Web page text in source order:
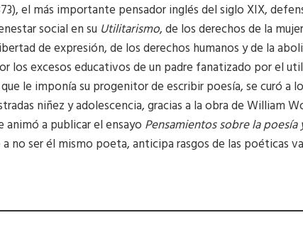
el más importante pensador inglés del siglo XIX,
social en su Utilitarismo, de los derechos de la
de expresión, de los derechos humanos y de la
los excesos educativos de un padre fanatizado por el
le imponía su progenitor de escribir poesía, se curó a
niñez y adolescencia, gracias a la obra de
animó a publicar el ensayo Pensamientos sobre la poesía
no ser él mismo poeta, anticipa rasgos de las poéticas